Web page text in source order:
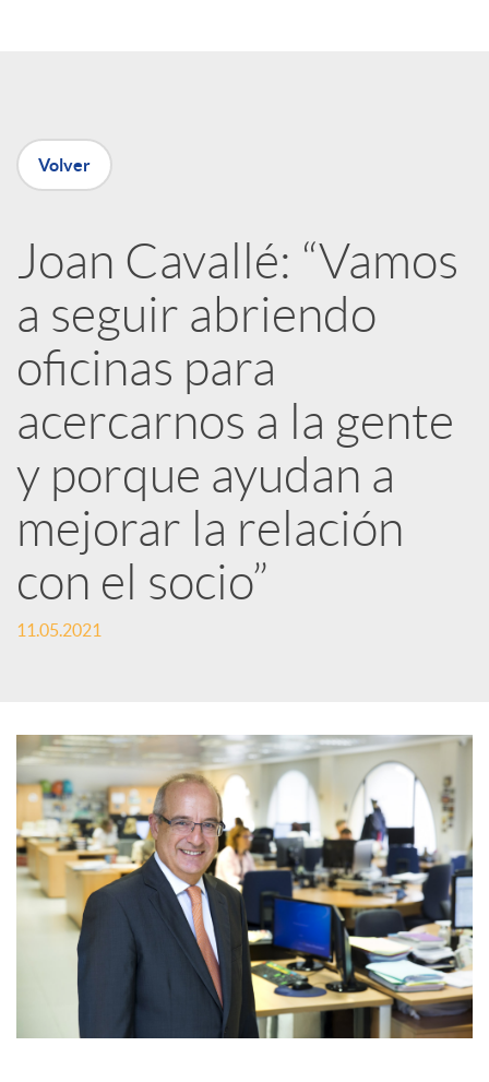
o
p
a
r
t
i
r
e
R
e
d
Volver
Joan Cavallé: “Vamos
a seguir abriendo
oficinas para
acercarnos a la gente
y porque ayudan a
mejorar la relación
con el socio”
11.05.2021